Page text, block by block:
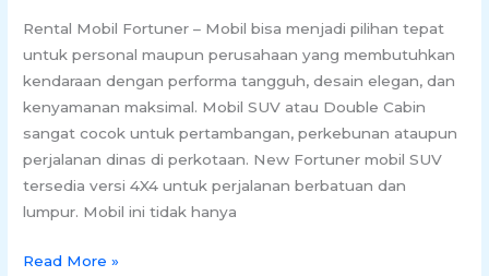
Rental Mobil Fortuner – Mobil bisa menjadi pilihan tepat
untuk personal maupun perusahaan yang membutuhkan
kendaraan dengan performa tangguh, desain elegan, dan
kenyamanan maksimal. Mobil SUV atau Double Cabin
sangat cocok untuk pertambangan, perkebunan ataupun
perjalanan dinas di perkotaan. New Fortuner mobil SUV
tersedia versi 4X4 untuk perjalanan berbatuan dan
lumpur. Mobil ini tidak hanya
Read More »